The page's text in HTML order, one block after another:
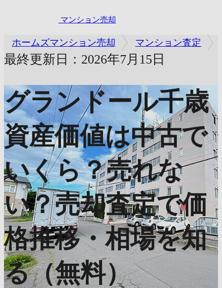
マンション売却
ホームズマンション売却 マンション査定
最終更新日：2026年7月15日
グランドール千歳
資産価値は中古で
いくら？売れな
い？売却査定で価
格推移・相場を知
る（無料）